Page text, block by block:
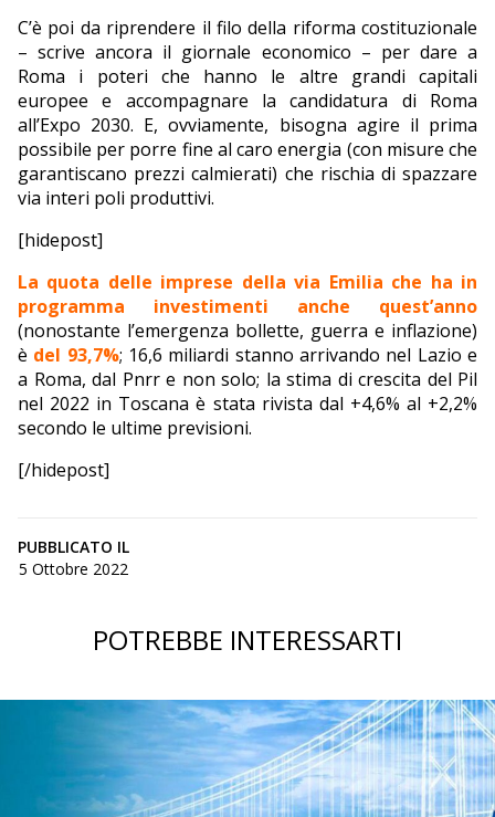
C’è poi da riprendere il filo della riforma costituzionale
– scrive ancora il giornale economico – per dare a
Roma i poteri che hanno le altre grandi capitali
europee e accompagnare la candidatura di Roma
all’Expo 2030. E, ovviamente, bisogna agire il prima
possibile per porre fine al caro energia (con misure che
garantiscano prezzi calmierati) che rischia di spazzare
via interi poli produttivi.
[hidepost]
La quota delle imprese della via Emilia che ha in
programma investimenti anche quest’anno
(nonostante l’emergenza bollette, guerra e inflazione)
è del 93,7%; 16,6 miliardi stanno arrivando nel Lazio e
a Roma, dal Pnrr e non solo; la stima di crescita del Pil
nel 2022 in Toscana è stata rivista dal +4,6% al +2,2%
secondo le ultime previsioni.
[/hidepost]
PUBBLICATO IL
5 Ottobre 2022
POTREBBE INTERESSARTI